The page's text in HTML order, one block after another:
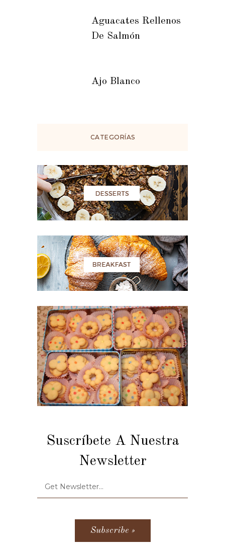
Aguacates Rellenos
De Salmón
Ajo Blanco
CATEGORÍAS
Suscríbete A Nuestra
Newsletter